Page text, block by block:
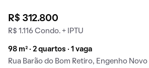
R$ 312.800
R$ 1.116 Condo. + IPTU
98 m² · 2 quartos · 1 vaga
Rua Barão do Bom Retiro, Engenho Novo